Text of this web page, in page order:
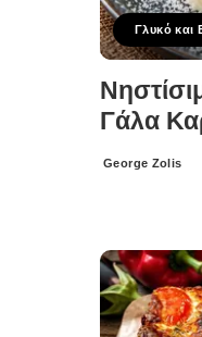
Γλυκό και
Γάλα
Posted
George Zolis